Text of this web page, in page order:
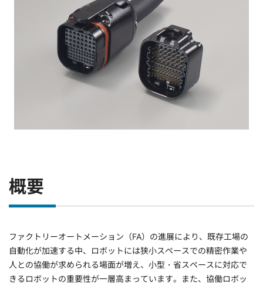
概要
ファクトリーオートメーション（FA）の進展により、既存工場の
自動化が加速する中、ロボットには狭小スペースでの精密作業や
人との協働が求められる場面が増え、小型・省スペースに対応で
きるロボットの重要性が一層高まっています。また、協働ロボッ